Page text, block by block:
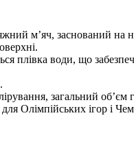
м’яч, заснований на
плівка води, що
загальний
Олімпійських ігор і